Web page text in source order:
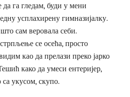
га гледам, буди у мени
усплахирену гимназијалку.
сам веровала себи.
се осећа, просто
као да прелази преко јарко
како да умеси ентеријер,
укусом, скупо.